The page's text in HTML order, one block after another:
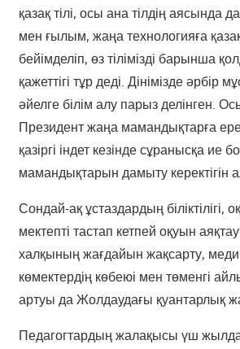
қазақ тілі, осы ана тілдің аясында
мен ғылым, жаңа технологияға қазақ
бейімделіп, өз тілімізді барынша
қажеттігі тұр деді. Дінімізде әрбір
әйелге білім алу парыз делінген.
Президент жаңа мамандықтарға
қазіргі індет кезінде сұранысқа ие
мамандықтарын дамыту керектігін
Сондай-ақ ұстаздардың
мектепті тастап кетпей оқуын
халқының жағдайын жақсарту,
көмектердің көбеюі мен төменгі
артуы да Жолдаудағы қуантарлық
Педагогтардың жалақысы үш